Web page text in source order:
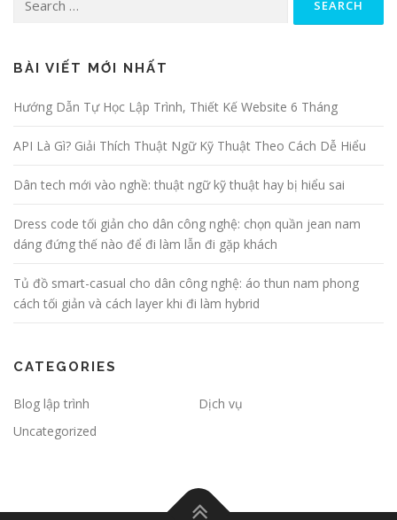
BÀI VIẾT MỚI NHẤT
Hướng Dẫn Tự Học Lập Trình, Thiết Kế Website 6 Tháng
API Là Gì? Giải Thích Thuật Ngữ Kỹ Thuật Theo Cách Dễ Hiểu
Dân tech mới vào nghề: thuật ngữ kỹ thuật hay bị hiểu sai
Dress code tối giản cho dân công nghệ: chọn quần jean nam
dáng đứng thế nào để đi làm lẫn đi gặp khách
Tủ đồ smart-casual cho dân công nghệ: áo thun nam phong
cách tối giản và cách layer khi đi làm hybrid
CATEGORIES
Blog lập trình
Dịch vụ
Uncategorized